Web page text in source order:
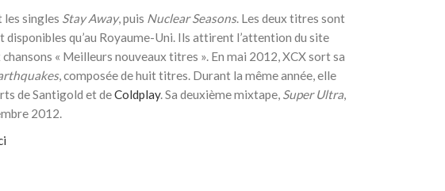
les singles Stay Away, puis Nuclear Seasons. Les deux titres sont
qu’au Royaume-Uni. Ils attirent l’attention du site
« Meilleurs nouveaux titres ». Enmai 2012, XCX sort sa
, composée de huit titres. Durant la même année, elle
de Santigold et deColdplay. Sa deuxième mixtape, Super Ultra,
2012.